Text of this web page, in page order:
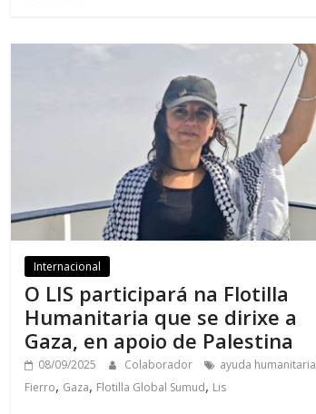
Internacional
O LIS participará na Flotilla
Humanitaria que se dirixe a
Gaza, en apoio de Palestina
08/09/2025 Colaborador ayuda humanitaria
Fierro, Gaza, Flotilla Global Sumud, Lis